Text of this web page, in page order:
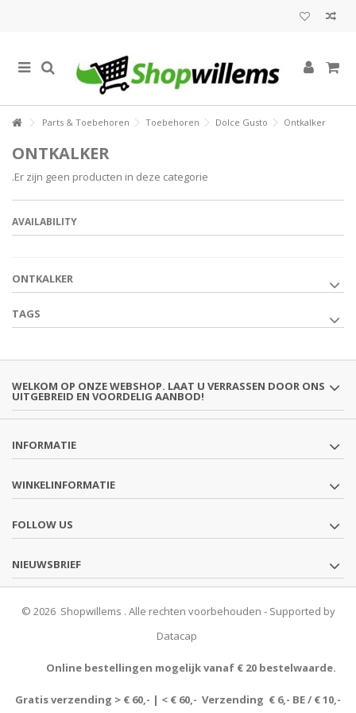
Parts & Toebehoren Toebehoren Dolce Gusto Ontkalker
ONTKALKER
.Er zijn geen producten in deze categorie
AVAILABILITY
ONTKALKER
TAGS
WELKOM OP ONZE WEBSHOP. LAAT U VERRASSEN DOOR ONS
UITGEBREID EN VOORDELIG AANBOD!
INFORMATIE
WINKELINFORMATIE
FOLLOW US
NIEUWSBRIEF
© 2026 Shopwillems . Alle rechten voorbehouden - Supported by
Datacap
Online bestellingen mogelijk vanaf € 20 bestelwaarde.
Gratis verzending > € 60,- | < € 60,- Verzending € 6,- BE / € 10,-